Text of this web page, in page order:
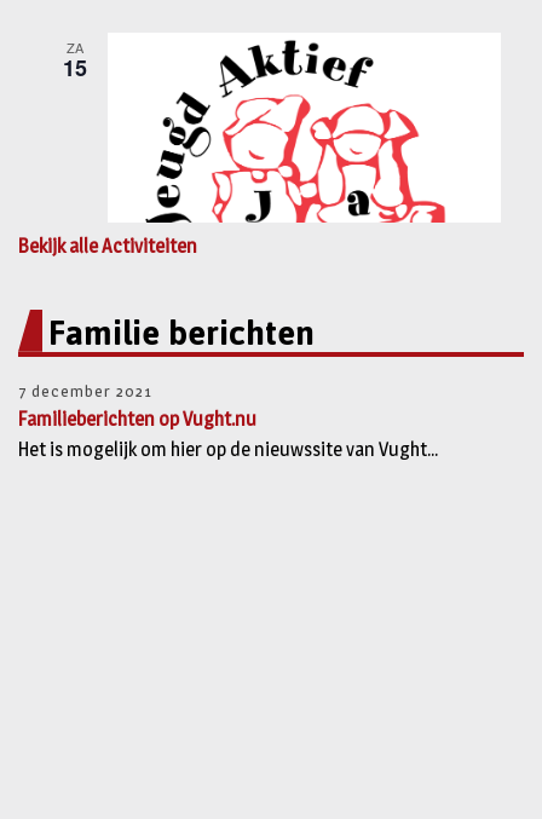
Bekijk alle Activiteiten
Familie berichten
7 december 2021
Familieberichten op Vught.nu
Het is mogelijk om hier op de nieuwssite van Vught...